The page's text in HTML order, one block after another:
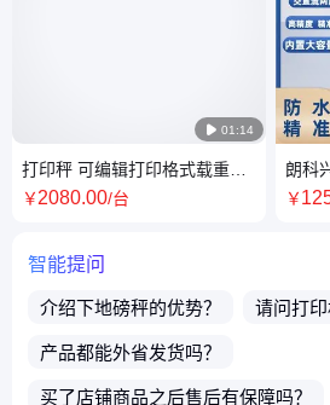
 01:14
打印秤 可编辑打印格式载重
100kg150kg秤盘40*50
￥2080.00/台
朗科
寸
￥
智能提问
介绍下地磅秤的优势？ 请问打
产品都能外省发货吗？
买了店铺商品之后售后有保障吗？